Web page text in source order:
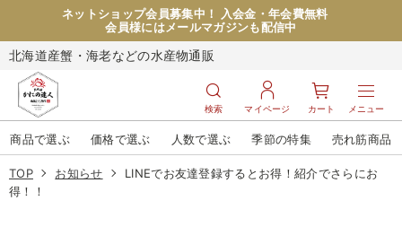
ネットショップ会員募集中！ 入会金・年会費無料
会員様にはメールマガジンも配信中
北海道産蟹・海老などの水産物通販
検索 マイページ カート メニュー
商品で選ぶ 価格で選ぶ 人数で選ぶ 季節の特集 売れ筋商品
TOP お知らせ
LINEでお友達登録するとお得！紹介でさらにお
得！！